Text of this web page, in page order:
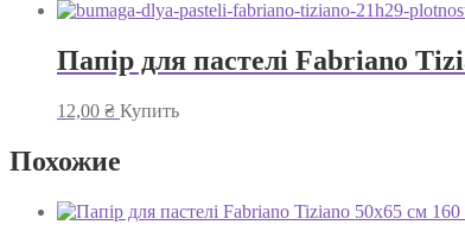
Папір для пастелі Fabriano
12,00 ₴ Купить
Похожие